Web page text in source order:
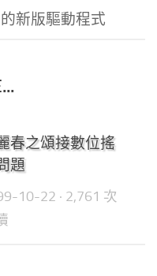
新版驅動程式
春之頌接數位搖
題
10-22 · 2,761 次